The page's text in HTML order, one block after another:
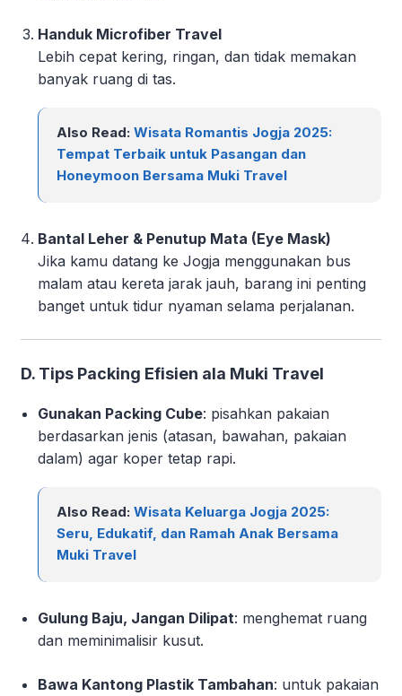
Handuk Microfiber Travel
Lebih cepat kering, ringan, dan tidak memakan
banyak ruang di tas.
Also Read:Wisata Romantis Jogja 2025:
Tempat Terbaik untuk Pasangan dan
Honeymoon Bersama Muki Travel
Bantal Leher & Penutup Mata (Eye Mask)
Jika kamu datang ke Jogja menggunakan bus
malam atau kereta jarak jauh, barang ini penting
banget untuk tidur nyaman selama perjalanan.
D. Tips Packing Efisien ala Muki Travel
Gunakan Packing Cube: pisahkan pakaian
berdasarkan jenis (atasan, bawahan, pakaian
dalam) agar koper tetap rapi.
Also Read:Wisata Keluarga Jogja 2025:
Seru, Edukatif, dan Ramah Anak Bersama
Muki Travel
Gulung Baju, Jangan Dilipat: menghemat ruang
dan meminimalisir kusut.
Bawa Kantong Plastik Tambahan: untuk pakaian